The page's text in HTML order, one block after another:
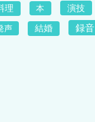
理 本 演技
声 結婚 録音